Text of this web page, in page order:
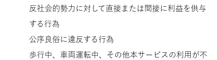
反社会的勢力に対して直接または間接に利益を供与
する行為
公序良俗に違反する行為
歩行中、車両運転中、その他本サービスの利用が不